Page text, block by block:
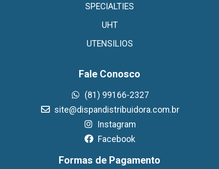
SPECIALTIES
UHT
UTENSILIOS
Fale Conosco
(81) 99166-2327
site@dispandistribuidora.com.br
Instagram
Facebook
Formas de Pagamento